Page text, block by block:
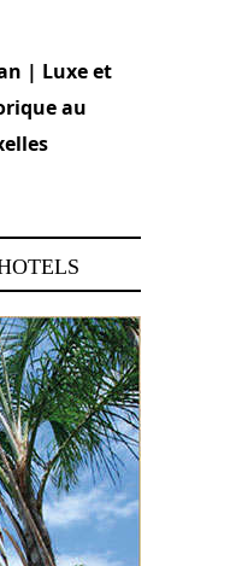
| Luxe et
au